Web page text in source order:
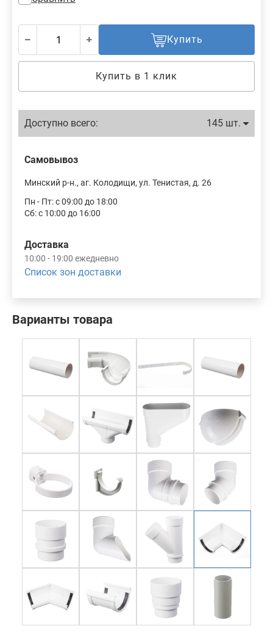
Варианты товара
Купить
Купить в 1 клик
Доступно всего: 145 шт.
Самовывоз
Минский р-н., аг. Колодищи, ул. Тенистая, д. 26
Пн - Пт: с 09:00 до 18:00
Сб: с 10:00 до 16:00
Доставка
10:00 - 19:00 ежедневно
Список зон доставки